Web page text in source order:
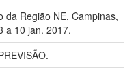
da Região NE, Campinas,
a 10 jan. 2017.